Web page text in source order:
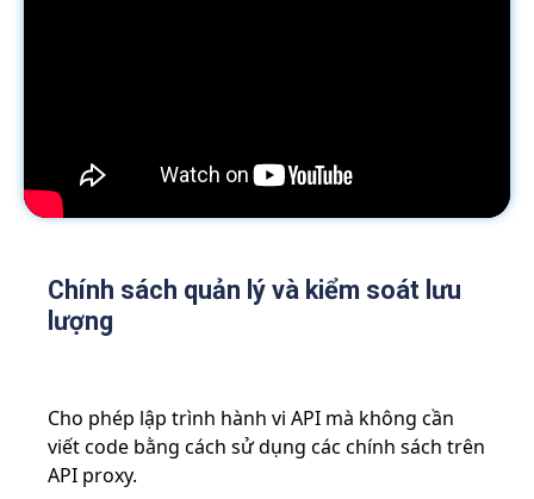
Chính sách quản lý và kiểm soát lưu
lượng
Cho phép lập trình hành vi API mà không cần
viết code bằng cách sử dụng các chính sách trên
API proxy.